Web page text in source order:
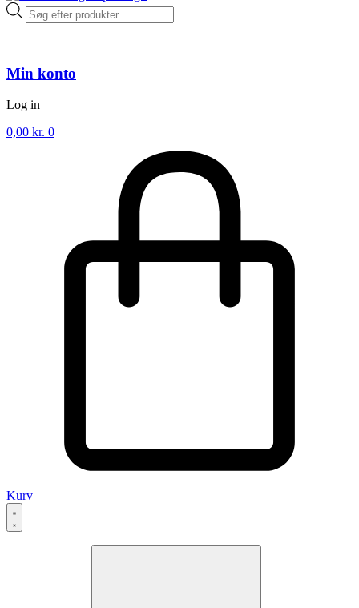
Products
search
Min konto
Log in
0,00 kr. 0
Kurv